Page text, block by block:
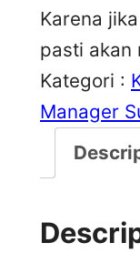
Karena
pasti akan
Kategori :
Manager